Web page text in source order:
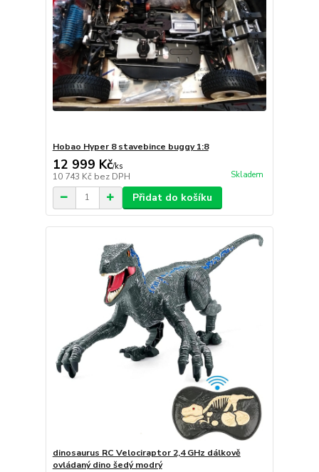
Hobao Hyper 8 stavebince buggy 1:8
12 999 Kč/ks
10 743 Kč bez DPH Skladem
Přidat do košíku
dinosaurus RC Velociraptor 2,4 GHz dálkově
ovládaný dino šedý modrý